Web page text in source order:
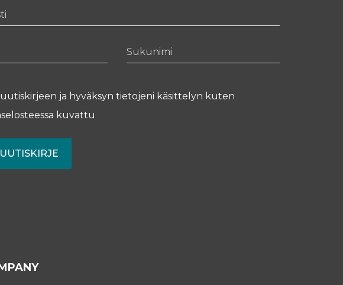
ja hyväksyn tietojeni käsittelyn kuten
kuvattu